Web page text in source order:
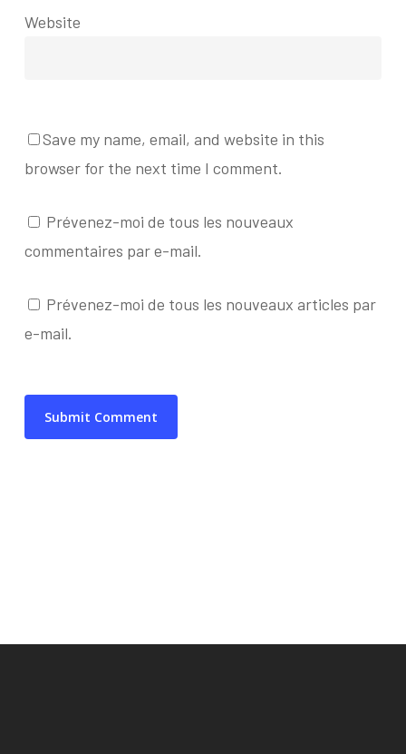
Website
Save my name, email, and website in this
browser for the next time I comment.
Prévenez-moi de tous les nouveaux
commentaires par e-mail.
Prévenez-moi de tous les nouveaux articles par
e-mail.